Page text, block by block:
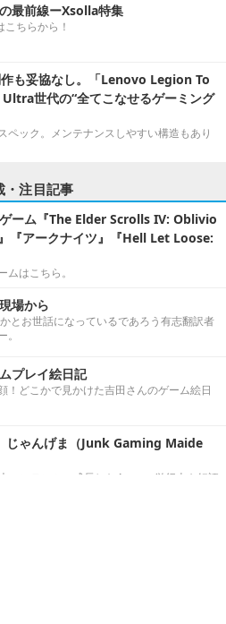
最前線ーXsolla特集
ちらから！
も妥協なし。「Lenovo Legion To
世代の“全てこなせるゲーミング
ペック。メンテナンスしやすい構造もあり
・注目記事
ーム『The Elder Scrolls IV: Oblivio
『アークナイツ』『Hell Let Loose:
ムはこちら。
場から
とお世話になっているであろう有志翻訳者
プレイ絵日記
！どこかで見かけた吉田さんのゲーム絵日
じゃんげま（Junk Gaming Maide
コンテンツに成長した4コマ。単行本も好評